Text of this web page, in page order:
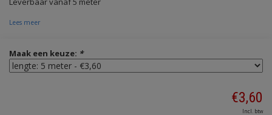
Lees meer
Maak een keuze: *
€3,60
Incl. btw